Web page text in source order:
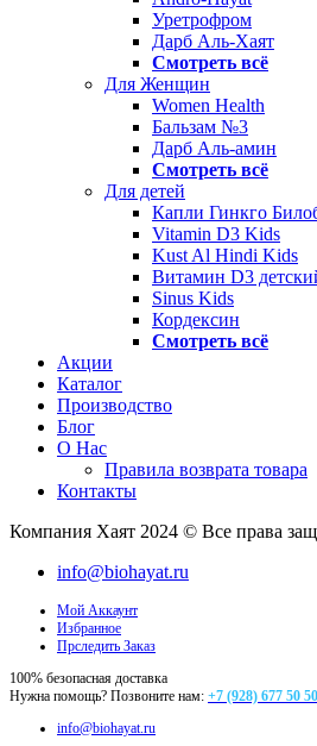
Уретрофром
Дарб Аль-Хаят
Смотреть всё
Для Женщин
Women Health
Бальзам №3
Дарб Аль-амин
Смотреть всё
Для детей
Капли Гинкго
Vitamin D3 Kids
Kust Al Hindi Kids
Витамин D3
Sinus Kids
Кордексин
Смотреть всё
Акции
Каталог
Производство
Блог
О Нас
Правила возврата товара
Контакты
Компания Хаят 2024 © Все права
info@biohayat.ru
Мой Аккаунт
Избранное
Прследить Заказ
100% безопасная доставка
Нужна помощь? Позвоните нам: +7 (928) 677 50 50
info@biohayat.ru